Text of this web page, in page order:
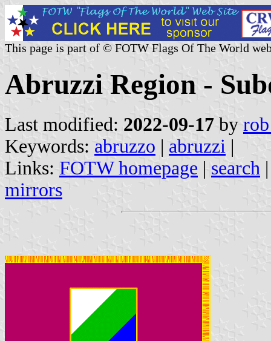
This page is part of © FOTW Flags Of The World
Abruzzi Region -
Last modified: 2022-09-17 by
Keywords: abruzzo | abruzzi |
Links: FOTW homepage | search
mirrors